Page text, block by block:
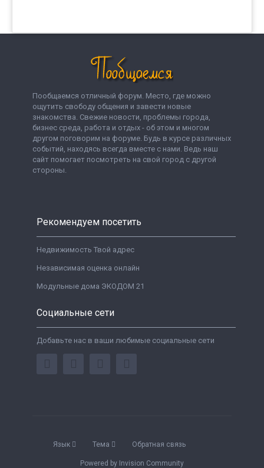
Пообщаемся отличный форум. Место, где можно
ощутить свободу общения и завести новые
знакомства. Свежие новости, проблемы города,
бизнес среда, работа и отдых - об этом и многом
другом поговорим на форуме. Будь в курсе различных
событий, находясь всегда вместе с нами. Ведь наш
сайт помогает посмотреть на свой город с другой
стороны.
Рекомендуем посетить
Недвижимость Твой адрес
Независимая оценка онлайн
Модульные дома ЭКОДОМ 21
Социальные сети
Добавьте нас в ваши любимые социальные сети
Язык Тема Обратная связь
Powered by Invision Community